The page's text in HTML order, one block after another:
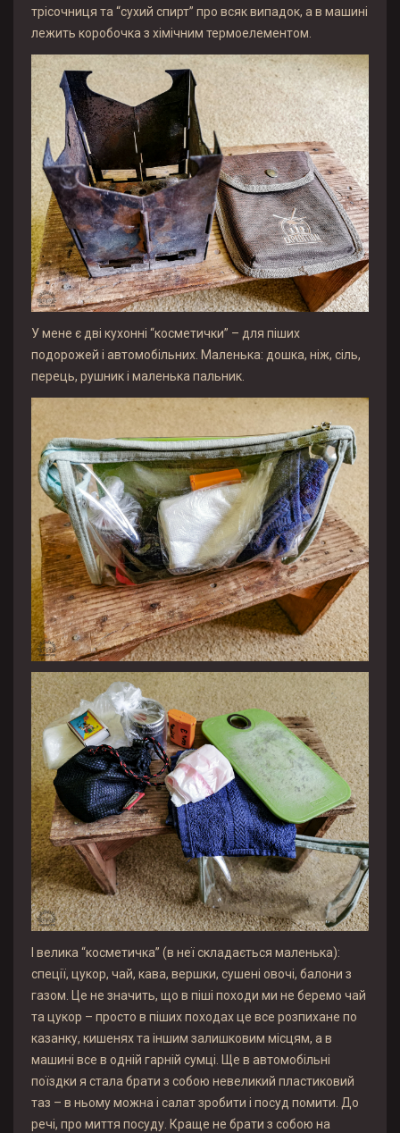
трісочниця та “сухий спирт” про всяк випадок, а в машині
лежить коробочка з хімічним термоелементом.
У мене є дві кухонні “косметички” – для піших
подорожей і автомобільних. Маленька: дошка, ніж, сіль,
перець, рушник і маленька пальник.
І велика “косметичка” (в неї складається маленька):
спеції, цукор, чай, кава, вершки, сушені овочі, балони з
газом. Це не значить, що в піші походи ми не беремо чай
та цукор – просто в піших походах це все розпихане по
казанку, кишенях та іншим залишковим місцям, а в
машині все в одній гарній сумці. Ще в автомобільні
поїздки я стала брати з собою невеликий пластиковий
таз – в ньому можна і салат зробити і посуд помити. До
речі, про миття посуду. Краще не брати з собою на